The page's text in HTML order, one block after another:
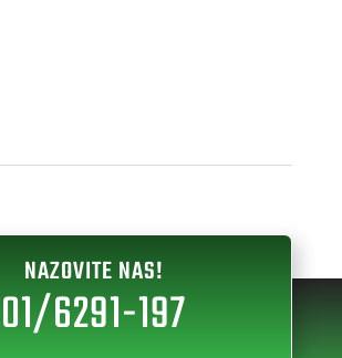
NAZOVITE NAS!
01/6291-197